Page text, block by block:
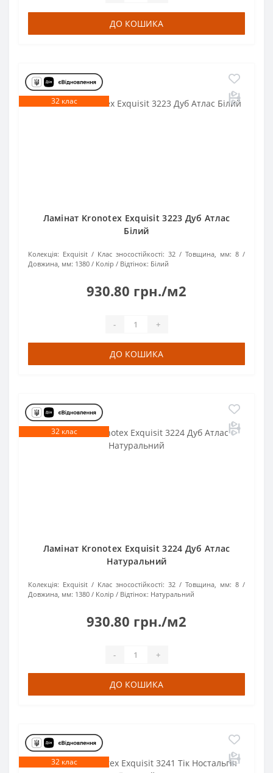
ДО КОШИКА
32 клас
Ламінат Kronotex Exquisit 3223 Дуб Атлас
Білий
Колекція: Exquisit Клас зносостійкості: 32 Товщина, мм: 8
Довжина, мм: 1380 Колір / Відтінок: Білий
930.80 грн./м2
- +
ДО КОШИКА
32 клас
Ламінат Kronotex Exquisit 3224 Дуб Атлас
Натуральний
Колекція: Exquisit Клас зносостійкості: 32 Товщина, мм: 8
Довжина, мм: 1380 Колір / Відтінок: Натуральний
930.80 грн./м2
- +
ДО КОШИКА
32 клас